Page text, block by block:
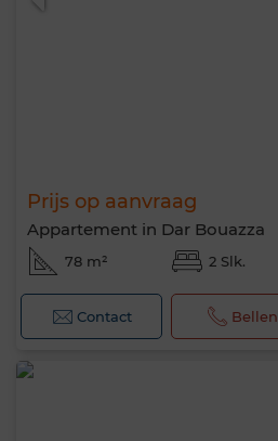
Prijs op aanvraag
Appartement in Dar Bouazza
78 m² 2 Slk.
Contact Bellen